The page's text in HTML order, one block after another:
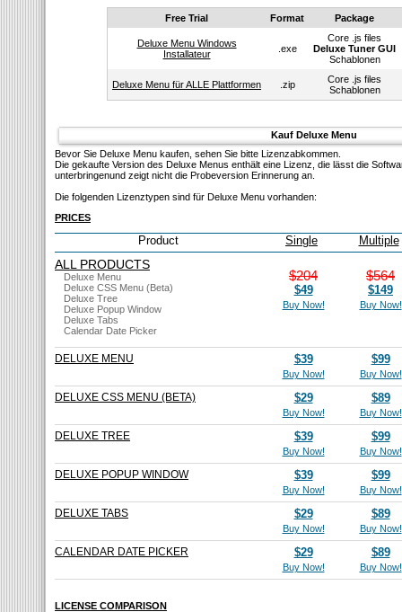
Free Trial Format Package
Deluxe Menu Windows
Installateur
.exe
Core .js files
Deluxe Tuner GUI
Schablonen
Deluxe Menu für ALLE Plattformen .zip
Core .js files
Schablonen
Kauf Deluxe Menu
Bevor Sie Deluxe Menu kaufen, sehen Sie bitte Lizenzabkommen.
Die gekaufte Version des Deluxe Menus enthält eine Lizenz, die lässt die
unterbringenund zeigt nicht die Probeversion Erinnerung an.
Die folgenden Lizenztypen sind für Deluxe Menu vorhanden:
PRICES
Product Single Multiple
ALL PRODUCTS
Deluxe Menu
Deluxe CSS Menu (Beta)
Deluxe Tree
Deluxe Popup Window
Deluxe Tabs
Calendar Date Picker
$204
$49
Buy Now!
$564
$149
Buy Now!
DELUXE MENU $39
Buy Now!
$99
Buy Now!
DELUXE CSS MENU (BETA) $29
Buy Now!
$89
Buy Now!
DELUXE TREE $39
Buy Now!
$99
Buy Now!
DELUXE POPUP WINDOW $39
Buy Now!
$99
Buy Now!
DELUXE TABS $29
Buy Now!
$89
Buy Now!
CALENDAR DATE PICKER $29
Buy Now!
$89
Buy Now!
LICENSE COMPARISON